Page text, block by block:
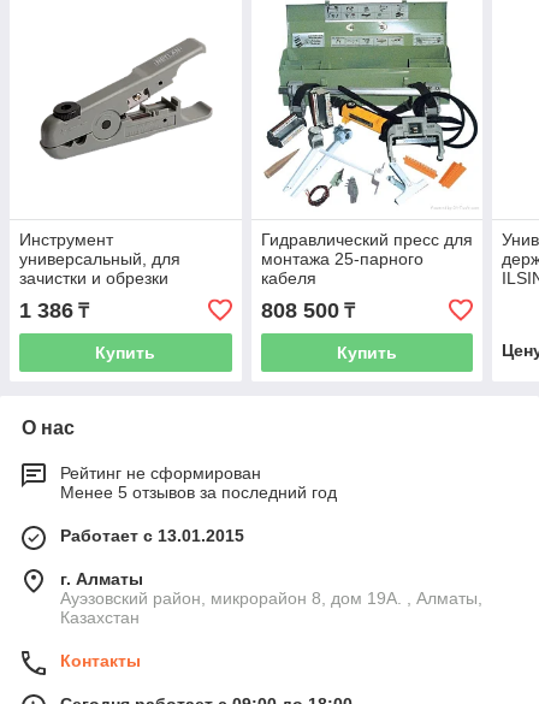
Инструмент
универсальный, для
зачистки и обрезки
кабелей NETLAN (до 9мм)
1 386 ₸
Купить
Гидравлический пресс для
монтажа 25-парного
кабеля
808 500₸
Купить
О нас
Рейтинг не сформирован
Менее 5 отзывов за последний год
Работает с 13.01.2015
г. Алматы
Ауэзовский район, микрорайон 8, дом 19А. , Алматы,
Казахстан
Контакты